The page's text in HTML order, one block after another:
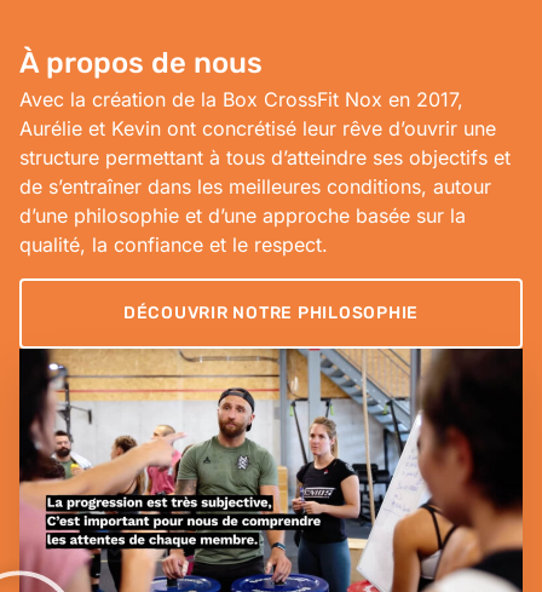
À propos de nous
Avec la création de la Box CrossFit Nox en 2017,
Aurélie et Kevin ont concrétisé leur rêve d’ouvrir une
structure permettant à tous d’atteindre ses objectifs et
de s’entraîner dans les meilleures conditions, autour
d’une philosophie et d’une approche basée sur la
qualité, la confiance et le respect.
DÉCOUVRIR NOTRE PHILOSOPHIE